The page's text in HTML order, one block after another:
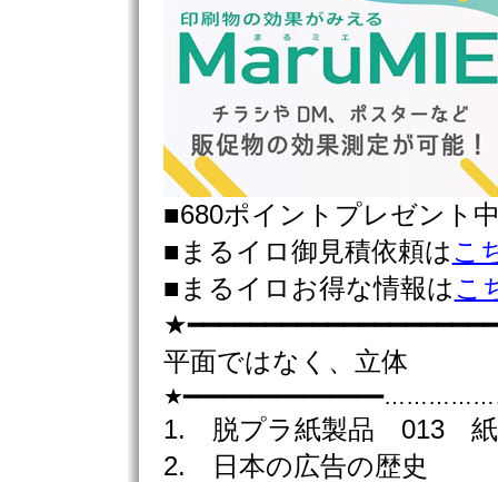
■680ポイントプレゼント
■まるイロ御見積依頼はこ
■まるイロお得な情報はこ
平面ではなく、立体
1. 脱プラ紙製品 013 紙
2. 日本の広告の歴史